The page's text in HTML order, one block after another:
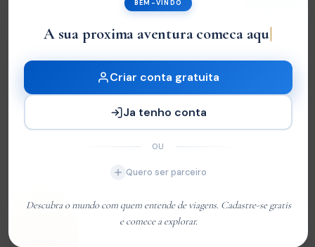
0/5
Not Rated
Com base em0 review
Média
0
BEM-VINDO
A sua|
Criar conta gratuita
Ja tenho conta
OU
Quero ser parceiro
Descubra o mundo com quem entende de viagens. Cadastre-se gratis
e comece a explorar.